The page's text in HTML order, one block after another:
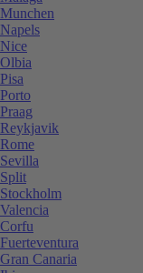
Munchen
Napels
Nice
Olbia
Pisa
Porto
Praag
Reykjavik
Rome
Sevilla
Split
Stockholm
Valencia
Corfu
Fuerteventura
Gran Canaria